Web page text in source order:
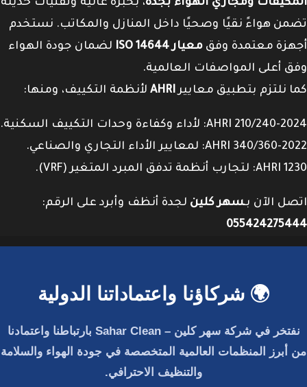
المكيفات ومجاري الهواء بجدة، بخبرة عالية وتقنيات حديثة
تضمن هواءً نقيًا وصحيًا داخل المنازل والمكاتب. نستخدم
أجهزة معتمدة وفق معيار ISO 14644
لضمان جودة الهواء
وفق أعلى المواصفات العالمية.
كما نلتزم بتطبيق معاييرAHRI لأنظمة التكييف، ومنها:
AHRI 210/240-2024: لأداء وكفاءة وحدات التكييف السكنية.
AHRI 340/360-2022: لمعايير الأداء التجاري والصناعي.
AHRI 1230: لتجارب أنظمة تدفق المبرد المتغير (VRF).
اتصل الآن بـسهر كلين لجدة أنظف وأبرد على الرقم:
055424275444
🌍 شركاؤنا واعتماداتنا الدولية
نفتخر فيشركة سهر كلين – Sahar Clean
بارتباطنا واعتمادنا
من أبرز المنظمات العالمية المتخصصة في جودة الهواء والسلامة
والتنظيف الاحترافي.